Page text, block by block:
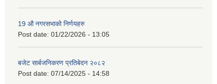
19 औ नगरसभाको निर्णयहरु
Post date: 01/22/2026 - 13:05
बजेट सार्बजनिकरण प्रतिबेदन २०८२
Post date: 07/14/2025 - 14:58